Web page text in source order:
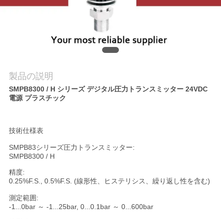
連
絡
な
さ
い
ニ
製品の説明
SMPB8300 / H シリーズ デジタル圧力トランスミッター 24VDC
電源 プラスチック
技術仕様表
SMPB83シリーズ圧力トランスミッター:
SMPB8300 / H
精度:
0.25%F.S., 0.5%F.S. (線形性、ヒステリシス、繰り返し性を含む)
測定範囲:
-1...0bar ～ -1...25bar, 0...0.1bar ～ 0...600bar